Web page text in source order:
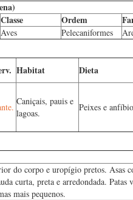
Classe Ordem
Aves Pelecaniformes
Habitat Dieta
Caniçais, pauis e
lagoas.
Peixes e
do corpo e uropígio pretos. Asas
curta, preta e arredondada. Patas
mais pequenos.